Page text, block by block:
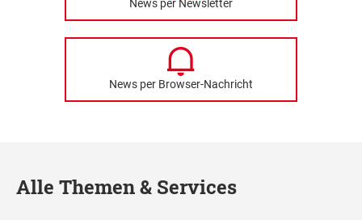
News per Newsletter
News per Browser-Nachricht
Alle Themen & Services